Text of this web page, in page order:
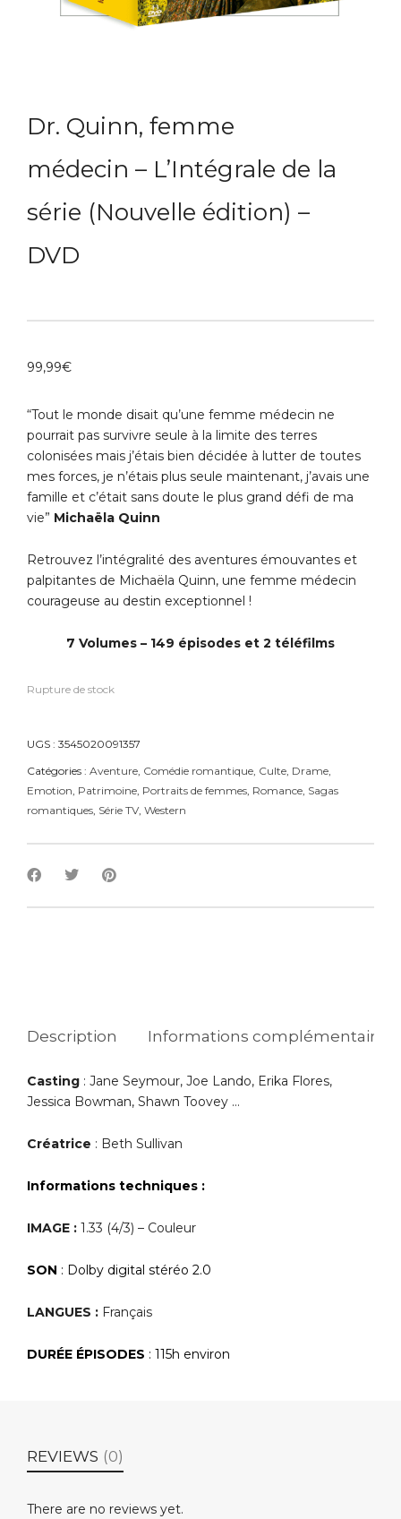
Dr. Quinn, femme
médecin – L’Intégrale de la
série (Nouvelle édition) –
DVD
99,99€
“Tout le monde disait qu’une femme médecin ne
pourrait pas survivre seule à la limite des terres
colonisées mais j’étais bien décidée à lutter de toutes
mes forces, je n’étais plus seule maintenant, j’avais une
famille et c’était sans doute le plus grand défi de ma
vie” Michaëla Quinn
Retrouvez l’intégralité des aventures émouvantes et
palpitantes de Michaëla Quinn, une femme médecin
courageuse au destin exceptionnel !
7 Volumes – 149 épisodes et 2 téléfilms
Rupture de stock
UGS : 3545020091357
Catégories : Aventure Comédie romantique Culte Drame
Emotion Patrimoine Portraits de femmes Romance Sagas
romantiques Série TV, Western
Description Informations complémentaires
Casting : Jane Seymour, Joe Lando, Erika Flores,
Jessica Bowman, Shawn Toovey …
Créatrice : Beth Sullivan
Informations techniques :
IMAGE : 1.33 (4/3) – Couleur
SON : Dolby digital stéréo 2.0
LANGUES : Français
DURÉE ÉPISODES : 115h environ
REVIEWS (0)
There are no reviews yet.